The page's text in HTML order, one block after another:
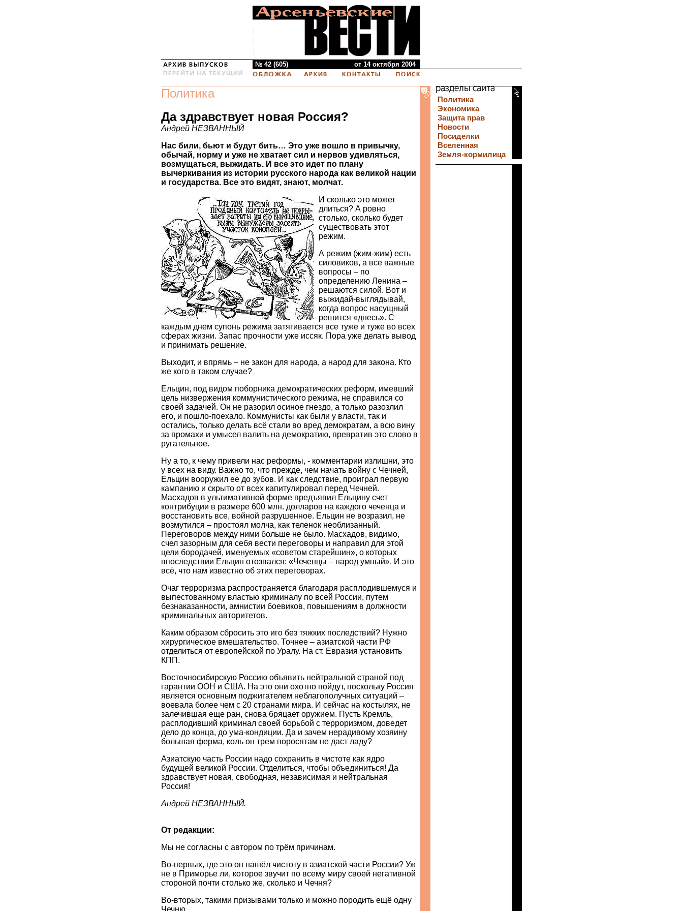
№ 42 (605) от 14 октября 2004
Политика
Да здравствует новая Россия?
Андрей НЕЗВАННЫЙ
Нас били, бьют и будут бить… Это уже вошло в привычку,
обычай, норму и уже не хватает сил и нервов удивляться,
возмущаться, выжидать. И все это идет по плану
вычеркивания из истории русского народа как великой нации
и государства. Все это видят, знают, молчат.
И сколько это может
длиться? А ровно
столько, сколько будет
существовать этот
режим.
А режим (жим-жим) есть
силовиков, а все важные
вопросы – по
определению Ленина –
решаются силой. Вот и
выжидай-выглядывай,
когда вопрос насущный
решится «днесь». С
каждым днем супонь режима затягивается все туже и туже во всех
сферах жизни. Запас прочности уже иссяк. Пора уже делать вывод
и принимать решение.
Выходит, и впрямь – не закон для народа, а народ для закона. Кто
же кого в таком случае?
Ельцин, под видом поборника демократических реформ, имевший
цель низвержения коммунистического режима, не справился со
своей задачей. Он не разорил осиное гнездо, а только разозлил
его, и пошло-поехало. Коммунисты как были у власти, так и
остались, только делать всё стали во вред демократам, а всю вину
за промахи и умысел валить на демократию, превратив это слово в
ругательное.
Ну а то, к чему привели нас реформы, - комментарии излишни, это
у всех на виду. Важно то, что прежде, чем начать войну с Чечней,
Ельцин вооружил ее до зубов. И как следствие, проиграл первую
кампанию и скрыто от всех капитулировал перед Чечней.
Масхадов в ультимативной форме предъявил Ельцину счет
контрибуции в размере 600 млн. долларов на каждого чеченца и
восстановить все, войной разрушенное. Ельцин не возразил, не
возмутился – простоял молча, как теленок необлизанный.
Переговоров между ними больше не было. Масхадов, видимо,
счел зазорным для себя вести переговоры и направил для этой
цели бородачей, именуемых «советом старейшин», о которых
впоследствии Ельцин отозвался: «Чеченцы – народ умный». И это
всё, что нам известно об этих переговорах.
Очаг терроризма распространяется благодаря расплодившемуся и
выпестованному властью криминалу по всей России, путем
безнаказанности, амнистии боевиков, повышениям в должности
криминальных авторитетов.
Каким образом сбросить это иго без тяжких последствий? Нужно
хирургическое вмешательство. Точнее – азиатской части РФ
отделиться от европейской по Уралу. На ст. Евразия установить
КПП.
Восточносибирскую Россию объявить нейтральной страной под
гарантии ООН и США. На это они охотно пойдут, поскольку Россия
является основным поджигателем неблагополучных ситуаций –
воевала более чем с 20 странами мира. И сейчас на костылях, не
залечившая еще ран, снова бряцает оружием. Пусть Кремль,
расплодивший криминал своей борьбой с терроризмом, доведет
дело до конца, до ума-кондиции. Да и зачем нерадивому хозяину
большая ферма, коль он трем поросятам не даст ладу?
Азиатскую часть России надо сохранить в чистоте как ядро
будущей великой России. Отделиться, чтобы объединиться! Да
здравствует новая, свободная, независимая и нейтральная
Россия!
Андрей НЕЗВАННЫЙ.
От редакции:
Мы не согласны с автором по трём причинам.
Во-первых, где это он нашёл чистоту в азиатской части России? Уж
не в Приморье ли, которое звучит по всему миру своей негативной
стороной почти столько же, сколько и Чечня?
Во-вторых, такими призывами только и можно породить ещё одну
Чечню.
Политика
Экономика
Защита прав
Новости
Посиделки
Вселенная
Земля-кормилица